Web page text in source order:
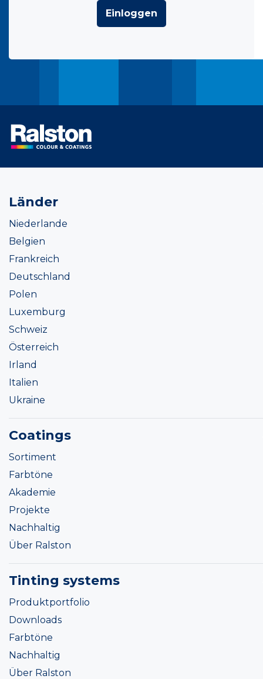
Einloggen
Länder
Niederlande
Belgien
Frankreich
Deutschland
Polen
Luxemburg
Schweiz
Österreich
Irland
Italien
Ukraine
Coatings
Sortiment
Farbtöne
Akademie
Projekte
Nachhaltig
Über Ralston
Tinting systems
Produktportfolio
Downloads
Farbtöne
Nachhaltig
Über Ralston